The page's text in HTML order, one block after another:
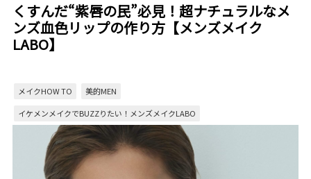
くすんだ“紫唇の民”必見！超ナチュラルなメ
ンズ血色リップの作り方【メンズメイク
LABO】
メイクHOW TO
美的MEN
イケメンメイクでBUZZりたい！メンズメイクLABO